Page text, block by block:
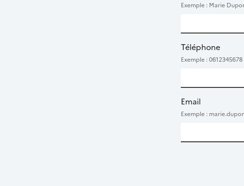
Exemple : Marie
Téléphone
Exemple :
Email
Exemple :